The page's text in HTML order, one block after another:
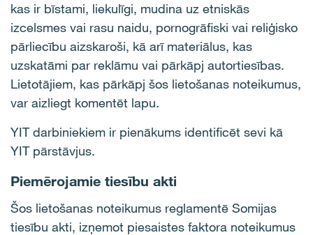
kas ir bīstami, liekulīgi, mudina uz etniskās
izcelsmes vai rasu naidu, pornogrāfiski vai reliģisko
pārliecību aizskaroši, kā arī materiālus, kas
uzskatāmi par reklāmu vai pārkāpj autortiesības.
Lietotājiem, kas pārkāpj šos lietošanas noteikumus,
var aizliegt komentēt lapu.
YIT darbiniekiem ir pienākums identificēt sevi kā
YIT pārstāvjus.
Piemērojamie tiesību akti
Šos lietošanas noteikumus reglamentē Somijas
tiesību akti, izņemot piesaistes faktora noteikumus